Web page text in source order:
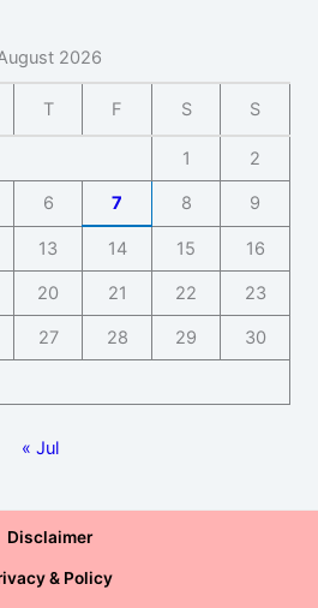
2026
T F S S
1 2
6 7 8 9
13 14 15 16
20 21 22 23
27 28 29 30
« Jul
Disclaimer
& Policy